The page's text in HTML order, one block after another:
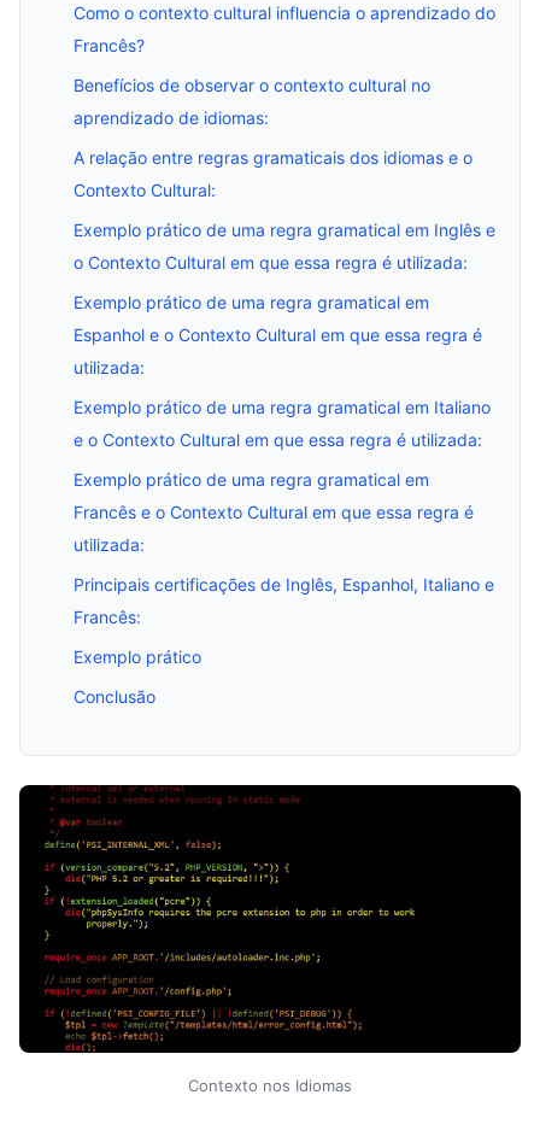
Como o contexto cultural influencia o aprendizado do
Francês?
Benefícios de observar o contexto cultural no
aprendizado de idiomas:
A relação entre regras gramaticais dos idiomas e o
Contexto Cultural:
Exemplo prático de uma regra gramatical em Inglês e
o Contexto Cultural em que essa regra é utilizada:
Exemplo prático de uma regra gramatical em
Espanhol e o Contexto Cultural em que essa regra é
utilizada:
Exemplo prático de uma regra gramatical em Italiano
e o Contexto Cultural em que essa regra é utilizada:
Exemplo prático de uma regra gramatical em
Francês e o Contexto Cultural em que essa regra é
utilizada:
Principais certificações de Inglês, Espanhol, Italiano e
Francês:
Exemplo prático
Conclusão
Contexto nos Idiomas